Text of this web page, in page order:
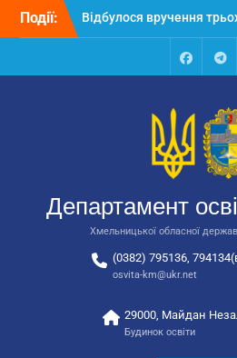
Перейти
Події:
Відбулося вручення
автобусів для потреб
Відбулося засідання
освіти та науки обласної
державної адміністрації
Відбулась обласна
національно-патріотичне
виховання
Департамент
Хмельницької обласної
(0382) 795136,
osvita-km@ukr.net
29000, Майдан
Будинок освіти